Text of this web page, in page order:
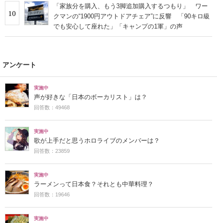
10
「家族分を購入、もう3脚追加購入するつもり」 ワー
クマンの“1900円アウトドアチェア”に反響 「90キロ級
でも安心して座れた」「キャンプの1軍」の声
アンケート
実施中
声が好きな「日本のボーカリスト」は？
回答数：49468
実施中
歌が上手だと思うホロライブのメンバーは？
回答数：23859
実施中
ラーメンって日本食？それとも中華料理？
回答数：19646
実施中